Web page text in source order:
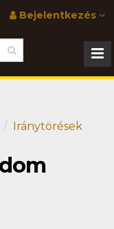
Bejelentkezés
Iránytörések